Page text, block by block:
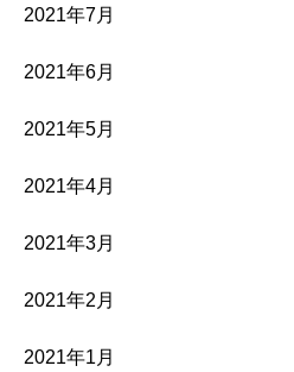
2021年7月
2021年6月
2021年5月
2021年4月
2021年3月
2021年2月
2021年1月